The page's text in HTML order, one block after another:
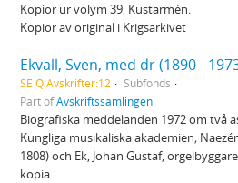
Kopior ur volym 39, Kustarmén.
Kopior av original i Krigsarkivet
SE Q Avskrifter:12
Subfonds
Part ofAvskriftssamlingen
Biografiska meddelanden 1972 om två
Kungliga musikaliska akademien;
1808) och Ek, Johan Gustaf,
kopia.